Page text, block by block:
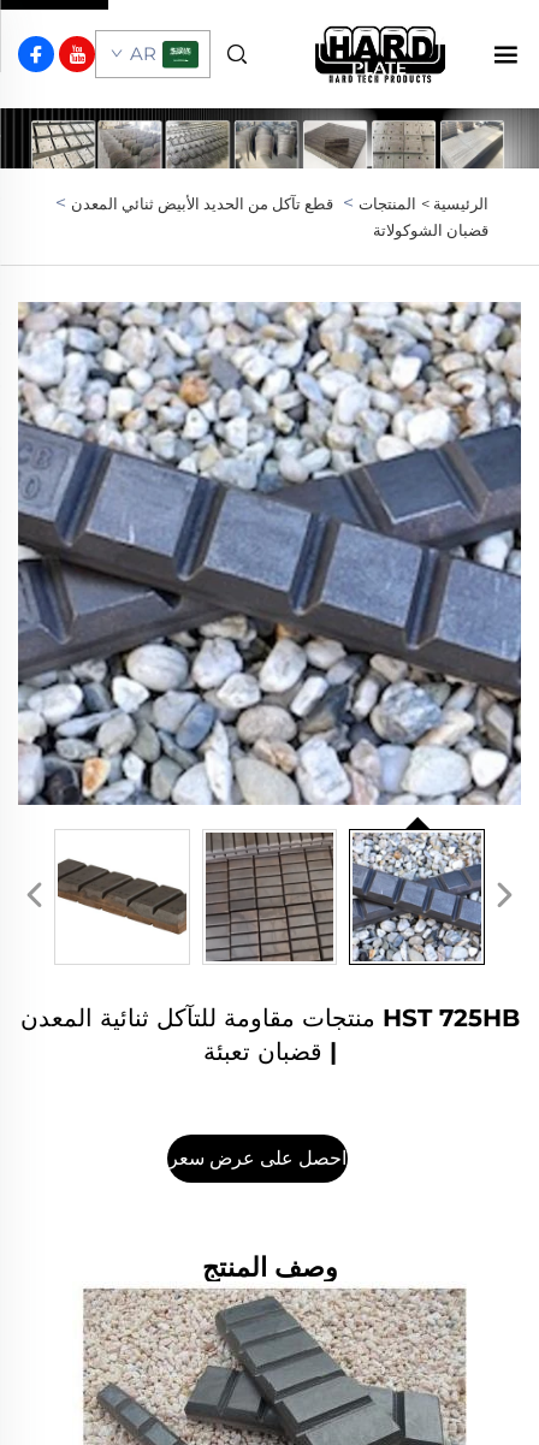
AR
الرئيسية > المنتجات> قطع تآكل من الحديد الأبيض ثنائي المعدن >
قضبان الشوكولاتة
HST 725HB منتجات مقاومة للتآكل ثنائية المعدن
| قضبان تعبئة
احصل على عرض سعر
وصف المنتج